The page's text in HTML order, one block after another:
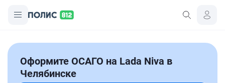
Оформите ОСАГО на Lada Niva в
Челябинске